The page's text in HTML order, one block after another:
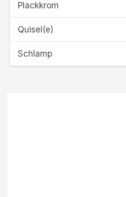
Plackkrom
Quisel(e)
Schlamp